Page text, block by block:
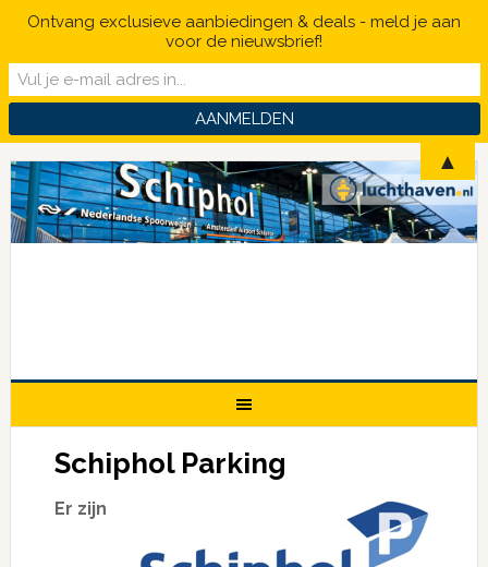
Schiphol Parking
Er zijn
Ontvang exclusieve aanbiedingen & deals - meld je aan
voor de nieuwsbrief!
▲